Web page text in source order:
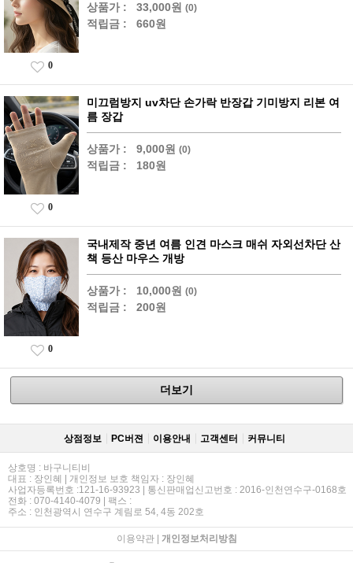
상품가 : 33,000원 (0)
적립금 : 660원
0
미끄럼방지 uv차단 손가락 반장갑 기미방지 리본 여
름 장갑
상품가 : 9,000원 (0)
적립금 : 180원
0
국내제작 중년 여름 인견 마스크 매쉬 자외선차단 산
책 등산 마우스 개방
상품가 : 10,000원 (0)
적립금 : 200원
0
더보기
상점정보 PC버젼 이용안내 고객센터 커뮤니티
상호명 : 바구니티비
대표 : 장인혜 | 개인정보 보호 책임자 : 장인혜
사업자등록번호 :121-16-93923 | 통신판매업신고번호 : 2016-인천연수구-0168호
전화 : 070-4140-4079 | 팩스 :
주소 : 인천광역시 연수구 계림로 54, 4동 202호
이용약관| 개인정보처리방침